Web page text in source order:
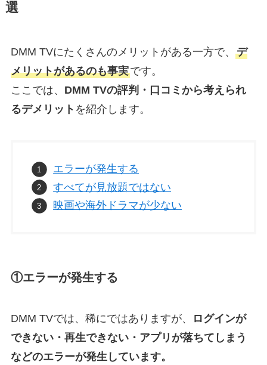
選
DMM TVにたくさんのメリットがある一方で、 デ
メリットがあるのも事実です。
ここでは、 DMM TVの評判・口コミから考えられ
るデメリット を紹介します。
エラーが発生する
すべてが見放題ではない
映画や海外ドラマが少ない
①エラーが発生する
DMM TVでは、稀にではありますが、
ログインが
できない・再生できない・アプリが落ちてしまう
などのエラーが発生しています。